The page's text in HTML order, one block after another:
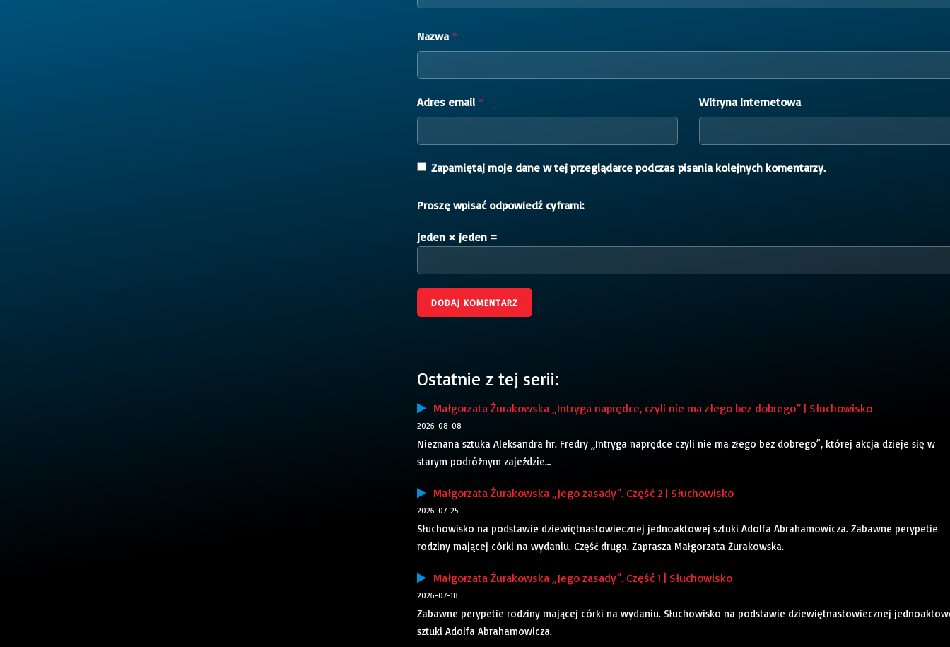
Nazwa *
Adres email * Witryna internetowa
Zapamiętaj moje dane w tej przeglądarce podczas pisania kolejnych komentarzy.
Proszę wpisać odpowiedź cyframi:
jeden × jeden =
Ostatnie z tej serii:
Małgorzata Żurakowska „Intryga naprędce, czyli nie ma złego bez dobrego” | Słuchowisko
2026-08-08
Nieznana sztuka Aleksandra hr. Fredry „Intryga naprędce czyli nie ma złego bez dobrego”, której akcja dzieje się w
starym podróżnym zajeździe…
Małgorzata Żurakowska „Jego zasady”. Część 2 | Słuchowisko
2026-07-25
Słuchowisko na podstawie dziewiętnastowiecznej jednoaktowej sztuki Adolfa Abrahamowicza. Zabawne perypetie
rodziny mającej córki na wydaniu. Część druga. Zaprasza Małgorzata Żurakowska.
Małgorzata Żurakowska „Jego zasady”. Część 1 | Słuchowisko
2026-07-18
Zabawne perypetie rodziny mającej córki na wydaniu. Słuchowisko na podstawie dziewiętnastowiecznej
sztuki Adolfa Abrahamowicza.